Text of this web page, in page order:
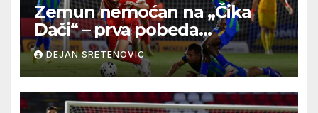
Zemun nemoćan na „Čika
Dači“ – prva pobeda
Radničkog u drugom
mandatu Feđe Dudića
DEJAN SRETENOVIC